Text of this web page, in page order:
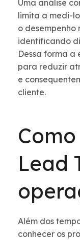
Uma análise
limita a medi-
o desempenho
identificando
Dessa forma
para reduzir
e
cliente.
Lead
Além dos
conhecer os